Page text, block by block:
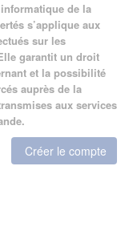
de la
s’applique aux
sur les
garantit un droit
et la possibilité
auprès de la
aux services
Créer le compte